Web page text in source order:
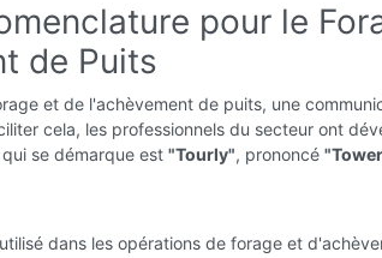
pour le
de Puits
et de l'achèvement de puits, une
cela, les professionnels du secteur ont
se démarque est "Tourly", prononcé
dans les opérations de forage et